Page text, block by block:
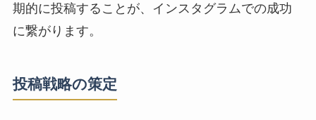
期的に投稿することが、インスタグラムでの成功
に繋がります。
投稿戦略の策定